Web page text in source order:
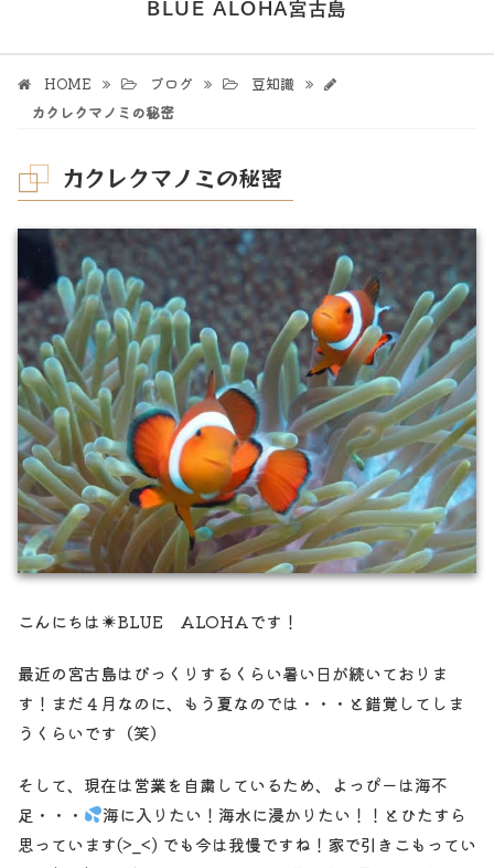
BLUE ALOHA宮古島
HOME ブログ
豆知識
カクレクマノミの秘密
カクレクマノミの秘密
こんにちは☀︎BLUE ALOHAです！
最近の宮古島はびっくりするくらい暑い日が続いておりま
す！まだ４月なのに、もう夏なのでは・・・と錯覚してしま
うくらいです（笑）
そして、現在は営業を自粛しているため、よっぴーは海不
足・・・
海に入りたい！海水に浸かりたい！！とひたすら
思っています(>_<) でも今は我慢ですね！家で引きこもってい